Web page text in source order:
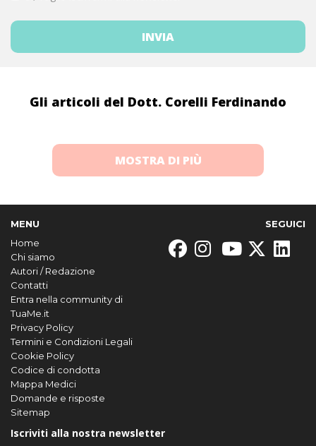
Gli articoli del Dott. Corelli Ferdinando
MOSTRA DI PIÙ
MENU
Home
Chi siamo
Autori / Redazione
Contatti
Entra nella community di
TuaMe.it
Privacy Policy
Termini e Condizioni Legali
Cookie Policy
Codice di condotta
Mappa Medici
Domande e risposte
Sitemap
SEGUICI
Iscriviti alla nostra newsletter